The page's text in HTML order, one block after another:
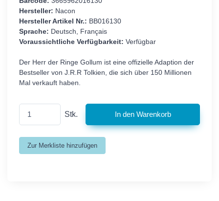
Hersteller: Nacon
Hersteller Artikel Nr.: BB016130
Sprache: Deutsch, Français
Voraussichtliche Verfügbarkeit: Verfügbar
Der Herr der Ringe Gollum ist eine offizielle Adaption der
Bestseller von J.R.R Tolkien, die sich über 150 Millionen
Mal verkauft haben.
Stk.